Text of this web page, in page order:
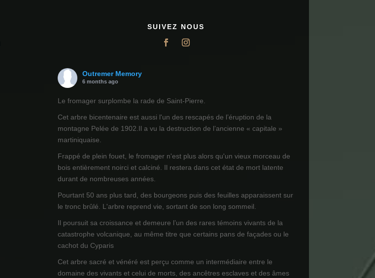
SUIVEZ NOUS
Outremer Memory
6 months ago
Le fromager surplombe la rade de Saint-Pierre.
Cet arbre bicentenaire est aussi l'un des rescapés de l’éruption de la
montagne Pelée de 1902.Il a vu la destruction de l’ancienne « capitale »
martiniquaise.
Frappé de plein fouet, le fromager n'est plus alors qu'un vieux morceau de
bois entièrement noirci et calciné. Il restera dans cet état de mort latente
durant de nombreuses années.
Pourtant 50 ans plus tard, des bourgeons puis des feuilles apparaissent sur
le tronc brûlé. L'arbre reprend vie, sortant de son long sommeil.
Il poursuit sa croissance et demeure l’un des rares témoins vivants de la
catastrophe volcanique, au même titre que certains pans de façades ou le
cachot du Cyparis
Cet arbre sacré et vénéré est perçu comme un intermédiaire entre le
domaine des vivants et celui de morts, des ancêtres esclaves et des âmes